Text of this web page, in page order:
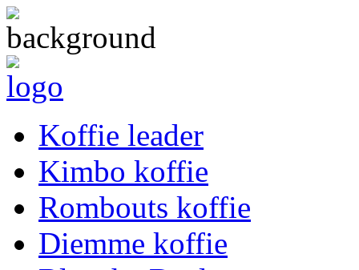
Koffie leader
Kimbo koffie
Rombouts koffie
Diemme koffie